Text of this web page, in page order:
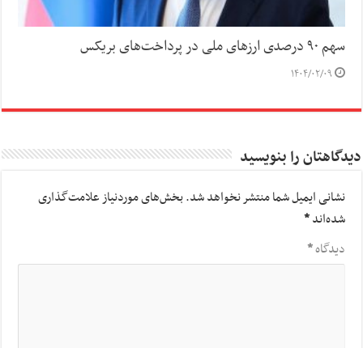
سهم ۹۰ درصدی ارزهای ملی در پرداخت‌های بریکس
۱۴۰۴/۰۲/۰۹
دیدگاهتان را بنویسید
نشانی ایمیل شما منتشر نخواهد شد.بخش‌های موردنیاز علامت‌گذاری
شده‌اند*
دیدگاه*